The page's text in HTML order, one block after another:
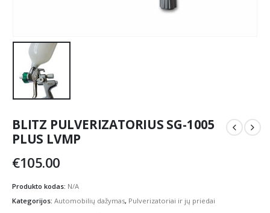
BLITZ PULVERIZATORIUS SG-1005
PLUS LVMP
€105.00
Produkto kodas: N/A
Kategorijos: Automobilių dažymas, Pulverizatoriai ir jų priedai